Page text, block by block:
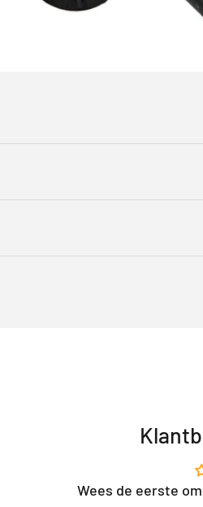
Wees de eerste